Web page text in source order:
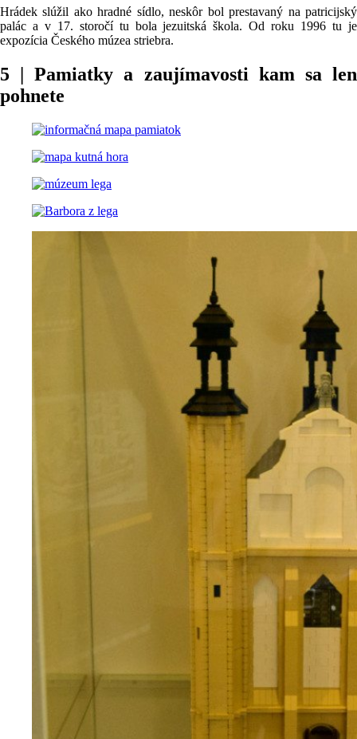
Hrádek slúžil ako hradné sídlo, neskôr bol prestavaný na patricijský
palác a v 17. storočí tu bola jezuitská škola. Od roku 1996 tu je
expozícia Českého múzea striebra.
5 | Pamiatky a zaujímavosti kam sa len
pohnete